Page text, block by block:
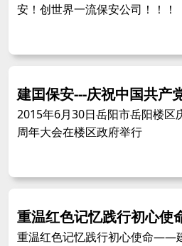
安！创世界一流保安公司！！！
建囯保安---庆祝中国共产
2015年6月30日岳阳市岳阳楼区
周年大会在楼区政府举行
重温红色记忆践行初心
重温红色记忆践行初心使命——